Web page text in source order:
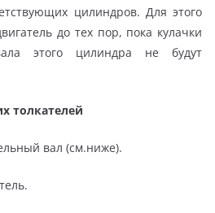
цилиндров. Для этого
до тех пор, пока кулачки
этого цилиндра не будут
толкателей
вал (см.ниже).